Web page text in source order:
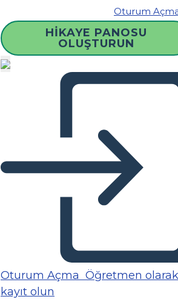
Oturum
HIKAYE PANOSU
OLUŞTURUN
Oturum Açma Öğretmen olarak
kayıt olun